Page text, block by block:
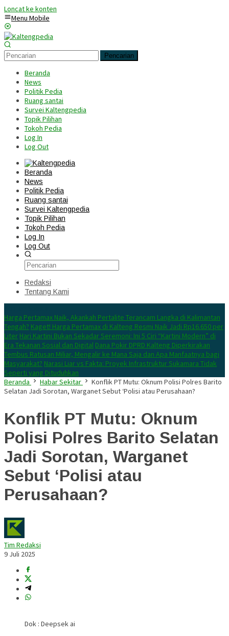
Loncat ke konten
Menu Mobile
Pencarian
Beranda
News
Politik Pedia
Ruang santai
Survei Kaltengpedia
Topik Pilihan
Tokoh Pedia
Log In
Log Out
Beranda
News
Politik Pedia
Ruang santai
Survei Kaltengpedia
Topik Pilihan
Tokoh Pedia
Log In
Log Out
Redaksi
Tentang Kami
Harga Pertamax Naik, Akankah Pertalite Terancam Langka di Kalimantan
Tengah? Kaget! Harga Pertamax di Kalteng Resmi Naik Jadi Rp16.650 per
Liter Hari Kartini Bukan Sekadar Seremoni: Ini 5 Ciri “Kartini Modern” di
Era Tekanan Sosial dan Digital Dana Pokir DPRD Kalteng Diperkirakan
Tembus Ratusan Miliar, Mengalir ke Mana Saja dan Apa Manfaatnya bagi
Masyarakat? Narasi Liar vs Fakta: Proyek Infrastruktur Sukamara Tidak
Seperti yang Dituduhkan
Beranda
Habar Sekitar
Konflik PT Mutu: Oknum Polisi Polres Barito
Selatan Jadi Sorotan, Warganet Sebut ‘Polisi atau Perusahaan?
Konflik PT Mutu: Oknum
Polisi Polres Barito Selatan
Jadi Sorotan, Warganet
Sebut ‘Polisi atau
Perusahaan?
Tim Redaksi
9 Juli 2025
Dok : Deepsek ai